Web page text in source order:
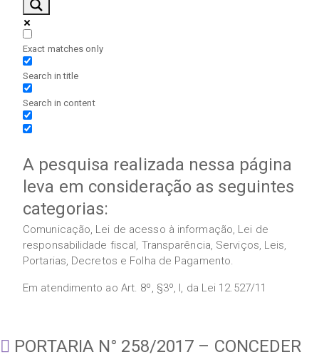
Exact matches only
Search in title
Search in content
A pesquisa realizada nessa página
leva em consideração as seguintes
categorias:
Comunicação, Lei de acesso à informação, Lei de
responsabilidade fiscal, Transparência, Serviços, Leis,
Portarias, Decretos e Folha de Pagamento.
Em atendimento ao Art. 8º, §3º, I, da Lei 12.527/11
PORTARIA N° 258/2017 – CONCEDER